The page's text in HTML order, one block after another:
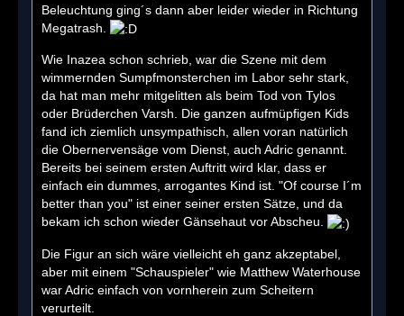
Beleuchtung ging´s dann aber leider wieder in Richtung
Megatrash.
Wie Inazea schon schrieb, war die Szene mit dem
wimmernden Sumpfmonsterchen im Labor sehr stark,
da hat man mehr mitgelitten als beim Tod von Tylos
oder Brüderchen Varsh. Die ganzen aufmüpfigen Kids
fand ich ziemlich unsympathisch, allen voran natürlich
die Obernervensäge vom Dienst, auch Adric genannt.
Bereits bei seinem ersten Auftritt wird klar, dass er
einfach ein dummes, arrogantes Kind ist. "Of course I´m
better than you" ist einer seiner ersten Sätze, und da
bekam ich schon wieder Gänsehaut vor Abscheu.
Die Figur an sich wäre vielleicht eh ganz akzeptabel,
aber mit einem "Schauspieler" wie Matthew Waterhouse
war Adric einfach von vornherein zum Scheitern
verurteilt.